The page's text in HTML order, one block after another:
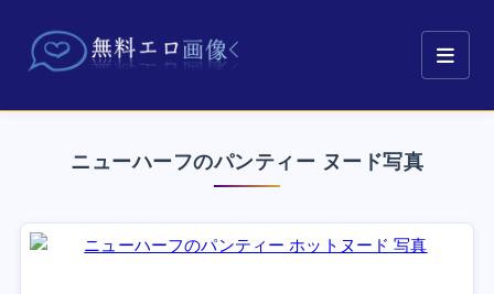
ニューハーフのパンティー ヌード写真